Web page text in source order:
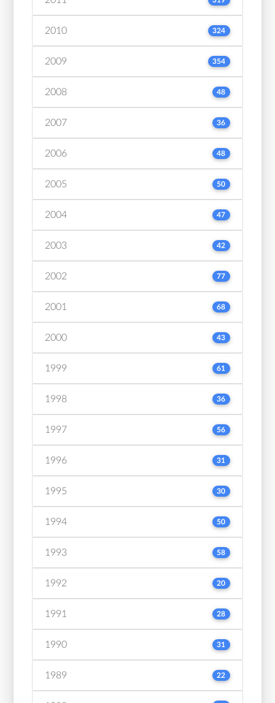
2010 324
2009 354
2008 48
2007 36
2006 48
2005 50
2004 47
2003 42
2002 77
2001 68
2000 43
1999 61
1998 36
1997 56
1996 31
1995 30
1994 50
1993 58
1992 20
1991 28
1990 31
1989 22